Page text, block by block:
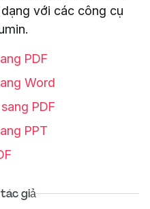
với các công cụ
PDF
Word
PDF
PPT
giả